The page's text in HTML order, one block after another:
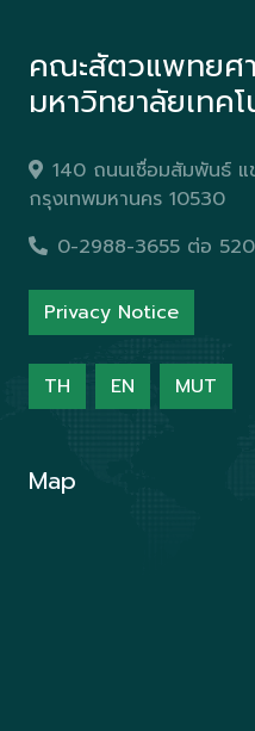
คณะสัตวแพทยศ
มหาวิทยาลัยเทค
140 ถนนเชื่อมสัมพันธ์ แ
กรุงเทพมหานคร 10530
0-2988-3655 ต่อ
Privacy Notice
TH EN MUT
Map